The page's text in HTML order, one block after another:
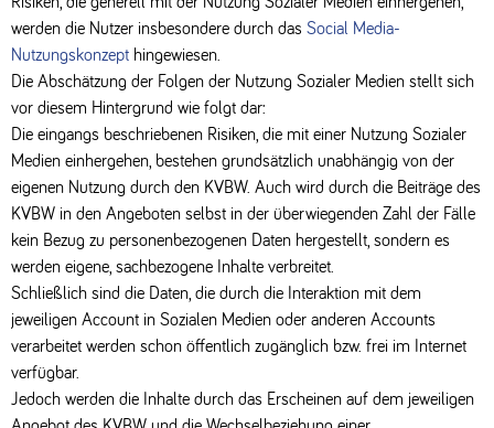
werden die Nutzer insbesondere durch das Social Media-
Nutzungskonzept hingewiesen.
Die Abschätzung der Folgen der Nutzung Sozialer Medien stellt sich
vor diesem Hintergrund wie folgt dar:
Die eingangs beschriebenen Risiken, die mit einer Nutzung Sozialer
Medien einhergehen, bestehen grundsätzlich unabhängig von der
eigenen Nutzung durch den KVBW. Auch wird durch die Beiträge des
KVBW in den Angeboten selbst in der überwiegenden Zahl der Fälle
kein Bezug zu personenbezogenen Daten hergestellt, sondern es
werden eigene, sachbezogene Inhalte verbreitet.
Schließlich sind die Daten, die durch die Interaktion mit dem
jeweiligen Account in Sozialen Medien oder anderen Accounts
verarbeitet werden schon öffentlich zugänglich bzw. frei im Internet
verfügbar.
Jedoch werden die Inhalte durch das Erscheinen auf dem jeweiligen